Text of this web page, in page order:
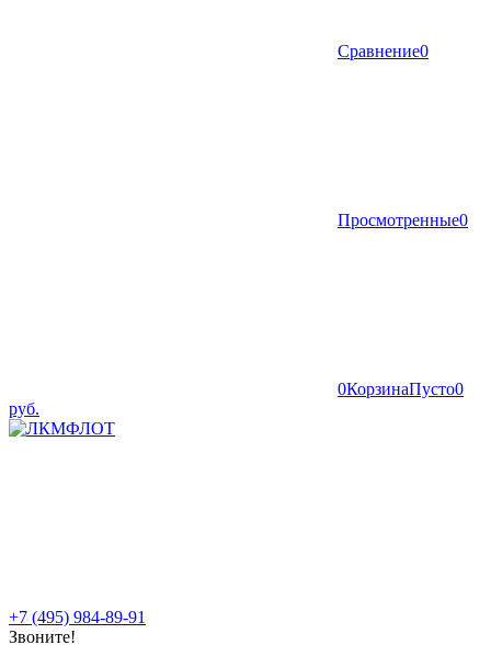
Сравнение0
Просмотренные0
0КорзинаПусто0
руб.
+7 (495) 984-89-91
Звоните!